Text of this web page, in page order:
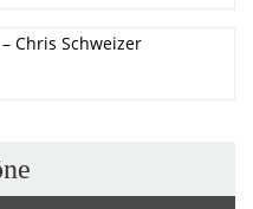
Chris Schweizer